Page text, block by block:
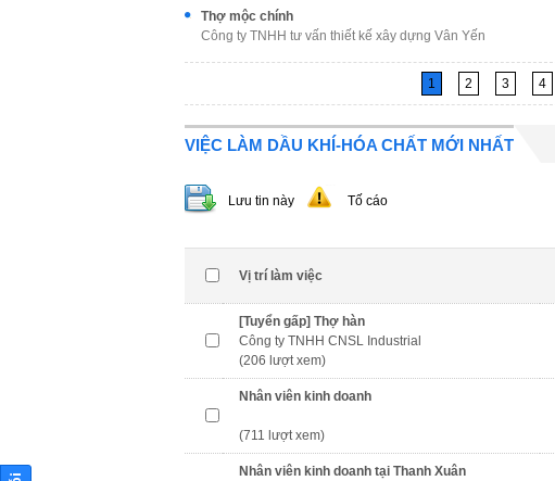
Thợ mộc chính
Công ty TNHH tư vấn thiết kế xây dựng Vân Yến
1 2 3 4
VIỆC LÀM DẦU KHÍ-HÓA CHẤT MỚI NHẤT
Lưu tin này Tố cáo
Vị trí làm việc
[Tuyển gấp] Thợ hàn
Công ty TNHH CNSL Industrial
(206 lượt xem)
Nhân viên kinh doanh
(711 lượt xem)
Nhân viên kinh doanh tại Thanh Xuân